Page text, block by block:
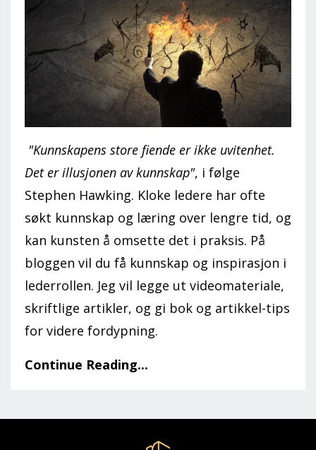
"Kunnskapens store fiende er ikke uvitenhet.
Det er illusjonen av kunnskap", i følge
Stephen Hawking. Kloke ledere har ofte
søkt kunnskap og læring over lengre tid, og
kan kunsten å omsette det i praksis. På
bloggen vil du få kunnskap og inspirasjon i
lederrollen. Jeg vil legge ut videomateriale,
skriftlige artikler, og gi bok og artikkel-tips
for videre fordypning.
Continue Reading...